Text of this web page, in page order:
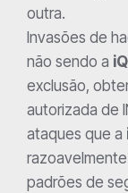
outra.
Invasões de
não sendo a
exclusão,
autorizada de
ataques que a
padrões de